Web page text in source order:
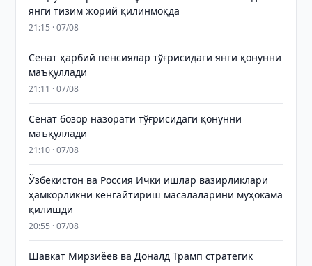
янги тизим жорий қилинмоқда
21:15 · 07/08
Сенат ҳарбий пенсиялар тўғрисидаги янги қонунни
маъқуллади
21:11 · 07/08
Сенат бозор назорати тўғрисидаги қонунни
маъқуллади
21:10 · 07/08
Ўзбекистон ва Россия Ички ишлар вазирликлари
ҳамкорликни кенгайтириш масалаларини муҳокама
қилишди
20:55 · 07/08
Шавкат Мирзиёев ва Доналд Трамп стратегик